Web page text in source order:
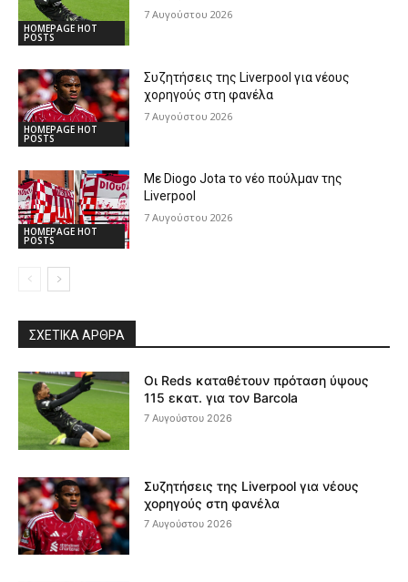
HOMEPAGE HOT
POSTS
7 Αυγούστου 2026
HOMEPAGE HOT
POSTS
Συζητήσεις της Liverpool για νέους
χορηγούς στη φανέλα
7 Αυγούστου 2026
HOMEPAGE HOT
POSTS
Με Diogo Jota το νέο πούλμαν της
Liverpool
7 Αυγούστου 2026
ΣΧΕΤΙΚΆ ΆΡΘΡΑ
Οι Reds καταθέτουν πρόταση ύψους
115 εκατ. για τον Barcola
7 Αυγούστου 2026
Συζητήσεις της Liverpool για νέους
χορηγούς στη φανέλα
7 Αυγούστου 2026